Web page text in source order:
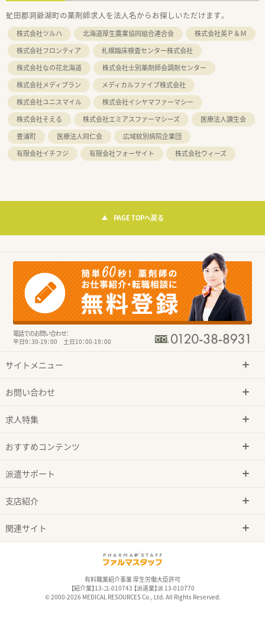
虻田郡洞爺湖町の薬剤師求人を法人名からお探しいただけます。
株式会社ツルハ 北海道厚生農業協同組合連合会
株式会社英Ｐ＆Ｍ
株式会社フロンティア
札幌臨床検査センター株式会社
株式会社なの花北海道
株式会社士別薬剤師会調剤センター
株式会社メディプラン
メディカルファイブ株式会社
株式会社ユニスマイル
株式会社イシヤマファーマシー
株式会社そえる
株式会社エミアスファーマシーズ
医療法人讃生会
豊浦町
医療法人同仁会
広域紋別病院企業団
有限会社イチフジ
有限会社フォーサイト 株式会社ウィーズ
PAGE TOPへ戻る
電話でのお問い合わせ：
平日9：30-19：00 土日10：00-19：00
サイトメニュー
お問い合わせ
求人特集
おすすめコンテンツ
派遣サポート
支店紹介
関連サイト
有料職業紹介事業 厚生労働大臣許可
【紹介業】13-ユ-010743 【派遣業】派 13-010770
© 2000-2026 MEDICAL RESOURCES Co., Ltd. All Rights Reserved.